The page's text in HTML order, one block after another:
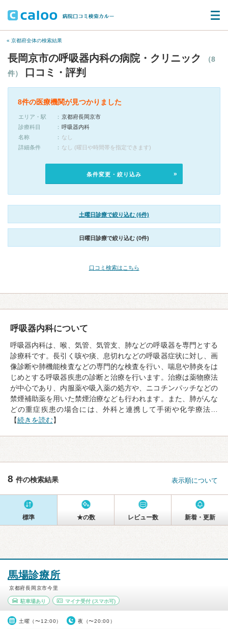
« 京都府全体の検索結果
長岡京市の呼吸器内科の病院・クリニック
（8
件）
口コミ・評判
8件の医療機関が見つかりました
エリア・駅
京都府長岡京市
診療科目
呼吸器内科
名称
なし
詳細条件
なし (曜日や時間帯を指定できます)
条件変更・絞り込み
土曜日診療で絞り込む (6件)
日曜日診療で絞り込む (0件)
口コミ検索はこちら
呼吸器内科について
呼吸器内科は、喉、気管、気管支、肺などの呼吸器を専門とする
診療科です。長引く咳や痰、息切れなどの呼吸器症状に対し、画
像診断や肺機能検査などの専門的な検査を行い、喘息や肺炎をは
じめとする呼吸器疾患の診断と治療を行います。治療は薬物療法
が中心であり、内服薬や吸入薬の処方や、ニコチンパッチなどの
禁煙補助薬を用いた禁煙治療なども行われます。また、肺がんな
どの重症疾患の場合には、外科と連携して手術や化学療法…
【続きを読む】
8 件の検索結果 表示順について
標準 ★の数 レビュー数 新着・更新
馬場診療所
京都府長岡京市今里
駐車場あり マイナ受付(スマホ可)
土曜（〜12:00） 夜（〜20:00）